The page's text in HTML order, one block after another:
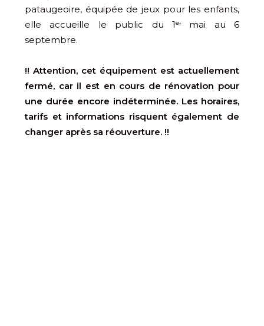
pataugeoire, équipée de jeux pour les enfants,
elle accueille le public du 1ᵉʳ mai au 6
septembre.
!! Attention, cet équipement est actuellement
fermé, car il est en cours de rénovation pour
une durée encore indéterminée. Les horaires,
tarifs et informations risquent également de
changer après sa réouverture. !!